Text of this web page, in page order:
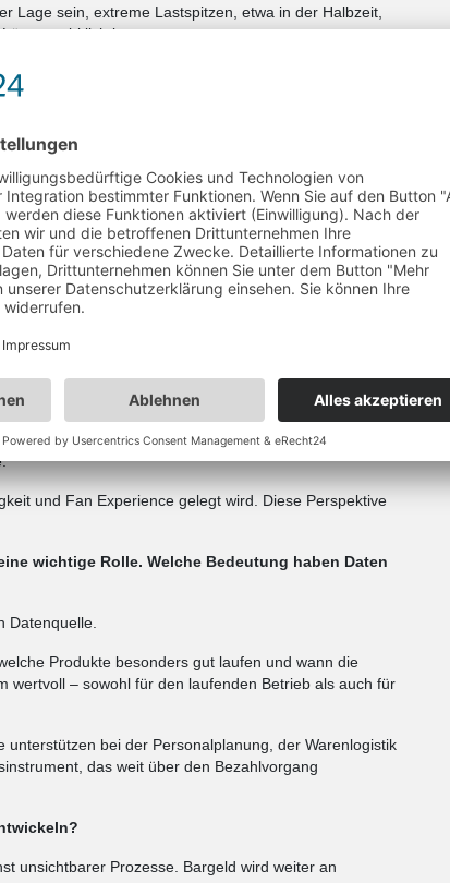
Lage sein, extreme Lastspitzen, etwa in der Halbzeit,
wirklich ist.
mit sich. Wie gelingt es, Payment-
hier geht es nicht um den Normalbetrieb, sondern
Events umfangreiche Erfahrungen sammeln – unter
NFL.
und nahtlos zu integrieren. In Merchandise-
Hardware und stabile Payment-Prozesse
zuverlässig funktioniert.
Welche Learnings lassen sich übertragen?
Abläufe ist. Betreiber profitieren enorm davon,
Payment, Terminals und Back-Office
und Fan Experience gelegt wird. Diese Perspektive
wichtige Rolle. Welche Bedeutung haben Daten
Datenquelle.
Produkte besonders gut laufen und wann die
wertvoll – sowohl für den laufenden Betrieb als auch für
bei der Personalplanung, der Warenlogistik
das weit über den Bezahlvorgang
unsichtbarer Prozesse. Bargeld wird weiter an